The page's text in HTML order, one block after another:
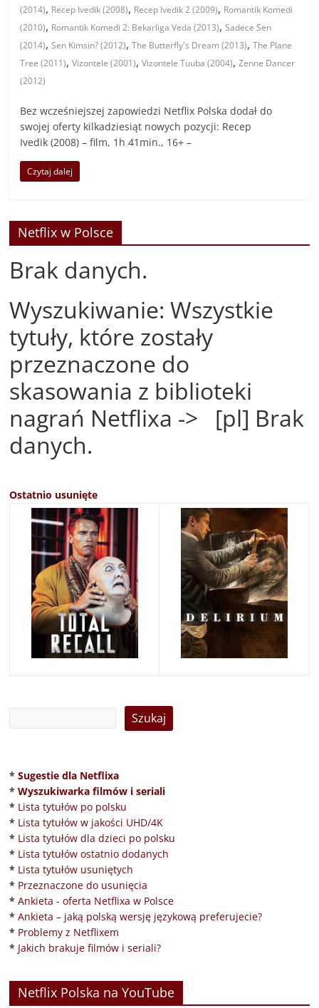
(2014), Recep Ivedik (2008), Recep Ivedik 2 (2009), Romantik Komedi
(2010), Romantik Komedi 2: Bekarliga Veda (2013),Sadece Sen
(2014),Sen Kimsin? (2012),The Butterfly's Dream (2013),The Plane
Tree (2011),Vizontele (2001),Vizontele Tuuba (2004),Zenne Dancer
(2012)
Bez wcześniejszej zapowiedzi Netflix Polska dodał do
swojej oferty kilkadziesiąt nowych pozycji: Recep
Ivedik (2008) – film, 1h 41min., 16+ –
Czytaj dalej
Netflix w Polsce
Brak danych.
Wyszukiwanie: Wszystkie
tytuły, które zostały
przeznaczone do
skasowania z biblioteki
nagrań Netflixa -> [pl] Brak
danych.
Ostatnio usunięte
* Sugestie dla Netflixa
* Wyszukiwarka filmów i seriali
* Lista tytułów po polsku
* Lista tytułów w jakości UHD/4K
* Lista tytułów dla dzieci po polsku
* Lista tytułów ostatnio dodanych
* Lista tytułów usuniętych
* Przeznaczone do usunięcia
* Ankieta - oferta Netflixa w Polsce
* Ankieta – jaką polską wersję językową preferujecie?
* Problemy z Netflixem
* Jakich brakuje filmów i seriali?
Netflix Polska na YouTube